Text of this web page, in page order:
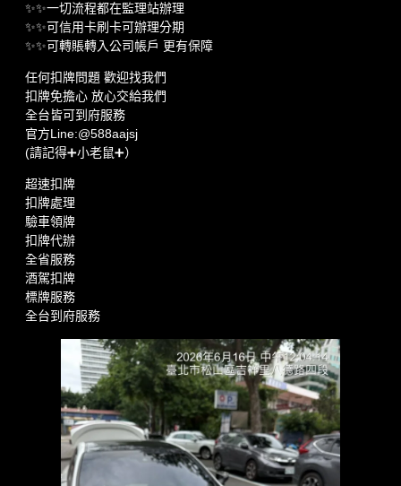
✨✨一切流程都在監理站辦理
✨✨可信用卡刷卡可辦理分期
✨✨可轉賬轉入公司帳戶 更有保障
任何扣牌問題 歡迎找我們
扣牌免擔心 放心交給我們
全台皆可到府服務
官方Line:@588aajsj
(請記得➕小老鼠➕）
超速扣牌
扣牌處理
驗車領牌
扣牌代辦
全省服務
酒駕扣牌
標牌服務
全台到府服務